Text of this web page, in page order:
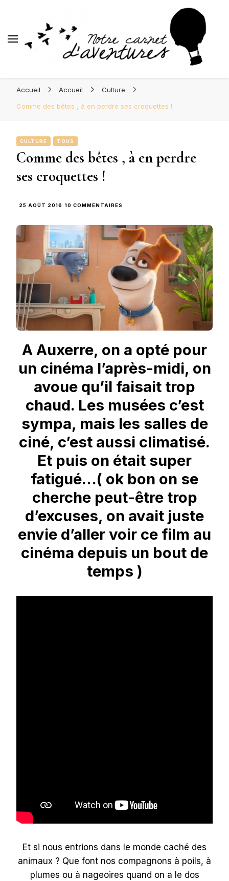
d'Aventures
Accueil Accueil
Culture
Comme des bêtes , à en perdre ses croquettes !
CULTURE TOUS
Comme des bêtes , à en perdre
ses croquettes !
25 AOÛT 2016 10 COMMENTAIRES
BÊTES
À
EN
PERDRE
CROQUETTES
!
A Auxerre, on a opté pour
un cinéma l’après-midi, on
avoue qu’il faisait trop
chaud. Les musées c’est
sympa, mais les salles de
ciné, c’est aussi climatisé.
Et puis on était super
fatigué…( ok bon on se
cherche peut-être trop
d’excuses, on avait juste
envie d’aller voir ce film au
cinéma depuis un bout de
temps )
Et si nous entrions dans le monde caché des
animaux ? Que font nos compagnons à poils, à
plumes ou à nageoires quand on a le dos